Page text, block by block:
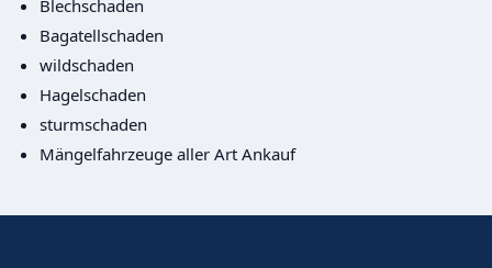
Blechschaden
Bagatellschaden
wildschaden
Hagelschaden
sturmschaden
Mängelfahrzeuge aller Art Ankauf